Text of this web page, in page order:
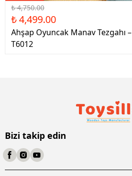
₺ 4,750.00
₺ 4,499.00
Ahşap Oyuncak Manav Tezgahı –
T6012
Bizi takip edin